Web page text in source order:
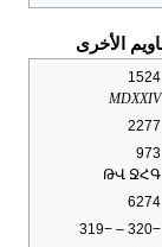
1524
MDXXIV
2277
973
ԹՎ ՋՀԳ
6274
−320 – −319